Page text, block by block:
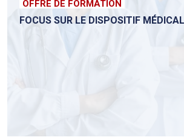
OFFRE DE FORMATION
FOCUS SUR LE DISPOSITIF MÉDICAL